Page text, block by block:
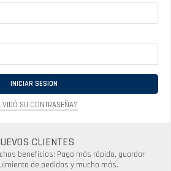
INICIAR SESIÓN
SU CONTRASEÑA?
CLIENTES
beneficios: Pago más rápido, guardar
de pedidos y mucho más.